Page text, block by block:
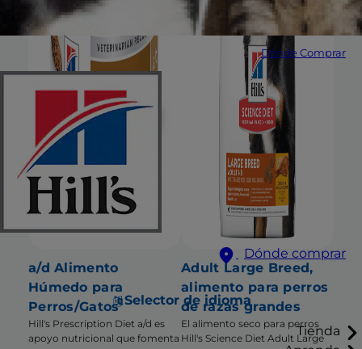
Dónde Comprar
Dónde comprar
Selector de idioma
Tienda
a/d Alimento
Húmedo para
Perros/Gatos
Hill's Prescription Diet a/d es
apoyo nutricional que fomenta
Adult Large Breed,
alimento para perros
de razas grandes
El alimento seco para perros
Hill's Science Diet Adult Large